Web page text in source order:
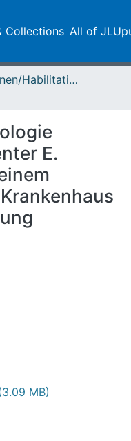
Collections All of
Dissertationen/Habilitationen
E.
MB)